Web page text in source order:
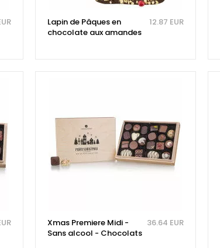
Lapin de Pâques en
chocolate aux amandes
12.87 EUR
Xmas Premiere Midi -
Sans alcool - Chocolats
36.64 EUR